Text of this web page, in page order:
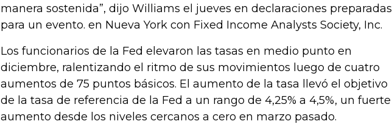
manera sostenida”, dijo Williams el jueves en declaraciones preparadas
para un evento. en Nueva York con Fixed Income Analysts Society, Inc.
Los funcionarios de la Fed elevaron las tasas en medio punto en
diciembre, ralentizando el ritmo de sus movimientos luego de cuatro
aumentos de 75 puntos básicos. El aumento de la tasa llevó el objetivo
de la tasa de referencia de la Fed a un rango de 4,25% a 4,5%, un fuerte
aumento desde los niveles cercanos a cero en marzo pasado.